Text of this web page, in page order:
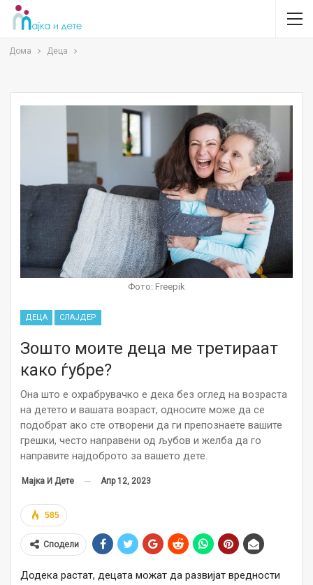
Дома Деца
Фото: Freepik
ДЕЦА СЛАЈДЕР
Зошто моите деца ме третираат
како ѓубре?
Она што е охрабрувачко е дека без оглед на возраста
на детето и вашата возраст, односите може да се
подобрат ако сте отворени да ги препознаете вашите
грешки, често направени од љубов и желба да го
направите најдоброто за вашето дете.
Мајка И Дете Апр 12, 2023
585
Сподели
Додека растат, децата можат да развијат вредности